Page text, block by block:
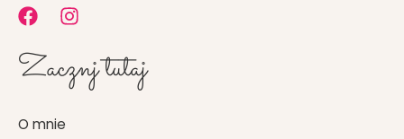
F
a
c
e
o
o
I
n
t
a
Zacznj tutaj
O mnie